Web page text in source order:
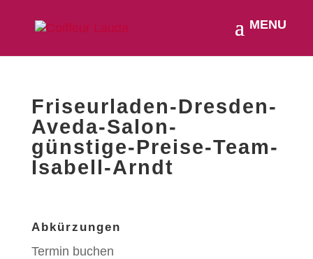
Friseurladen-Dresden-
Aveda-Salon-
günstige-Preise-Team-
Isabell-Arndt
Abkürzungen
Termin buchen